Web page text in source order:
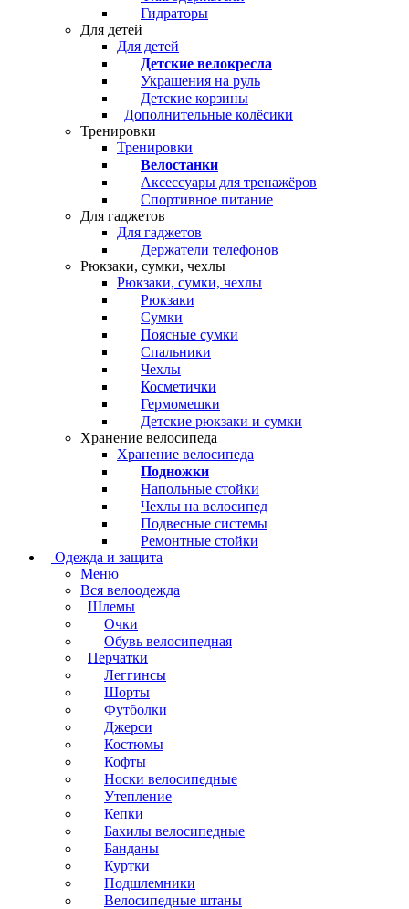
Гидраторы
Для детей
Для детей
Детские велокресла
Украшения на руль
Детские корзины
Дополнительные колёсики
Тренировки
Тренировки
Велостанки
Аксессуары для тренажёров
Спортивное питание
Для гаджетов
Для гаджетов
Держатели телефонов
Рюкзаки, сумки, чехлы
Рюкзаки, сумки, чехлы
Рюкзаки
Сумки
Поясные сумки
Спальники
Чехлы
Косметички
Гермомешки
Детские рюкзаки и сумки
Хранение велосипеда
Хранение велосипеда
Подножки
Напольные стойки
Чехлы на велосипед
Подвесные системы
Ремонтные стойки
Одежда и защита
Меню
Вся велоодежда
Шлемы
Очки
Обувь велосипедная
Перчатки
Леггинсы
Шорты
Футболки
Джерси
Костюмы
Кофты
Носки велосипедные
Утепление
Кепки
Бахилы велосипедные
Банданы
Куртки
Подшлемники
Велосипедные штаны